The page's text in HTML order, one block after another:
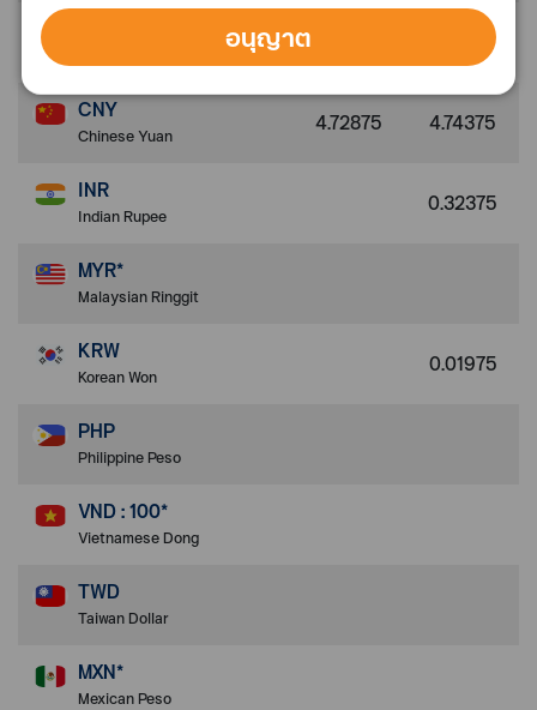
United Arab Emirates Dirham 8.49875
CNY
Chinese Yuan 4.72875 4.74375
INR
Indian Rupee 0.32375
MYR*
Malaysian Ringgit
KRW
Korean Won 0.01975
PHP
Philippine Peso
VND : 100*
Vietnamese Dong
TWD
Taiwan Dollar
MXN*
Mexican Peso
อนุญาต